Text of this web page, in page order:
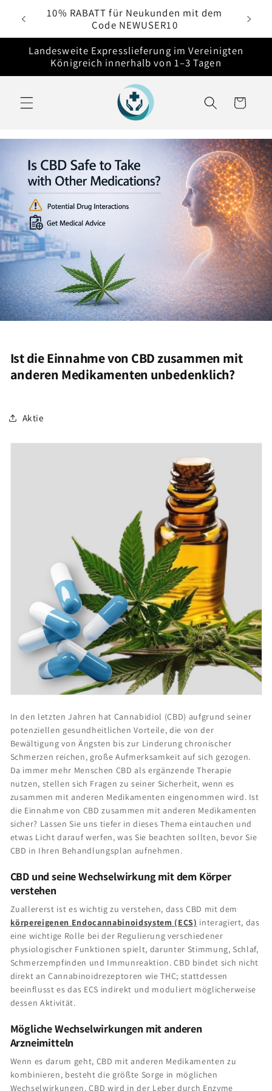
zum
Inhalt
10% RABATT für Neukunden mit dem
Code NEWUSER10
Landesweite Expresslieferung im Vereinigten
Königreich innerhalb von 1–3 Tagen
Warenkorb
Ist die Einnahme von CBD zusammen mit
anderen Medikamenten unbedenklich?
Aktie
In den letzten Jahren hat Cannabidiol (CBD) aufgrund seiner
potenziellen gesundheitlichen Vorteile, die von der
Bewältigung von Ängsten bis zur Linderung chronischer
Schmerzen reichen, große Aufmerksamkeit auf sich gezogen.
Da immer mehr Menschen CBD als ergänzende Therapie
nutzen, stellen sich Fragen zu seiner Sicherheit, wenn es
zusammen mit anderen Medikamenten eingenommen wird. Ist
die Einnahme von CBD zusammen mit anderen Medikamenten
sicher? Lassen Sie uns tiefer in dieses Thema eintauchen und
etwas Licht darauf werfen, was Sie beachten sollten, bevor Sie
CBD in Ihren Behandlungsplan aufnehmen.
CBD und seine Wechselwirkung mit dem Körper
verstehen
Zuallererst ist es wichtig zu verstehen, dass CBD mit dem
körpereigenen Endocannabinoidsystem (ECS) interagiert, das
eine wichtige Rolle bei der Regulierung verschiedener
physiologischer Funktionen spielt, darunter Stimmung, Schlaf,
Schmerzempfinden und Immunreaktion. CBD bindet sich nicht
direkt an Cannabinoidrezeptoren wie THC; stattdessen
beeinflusst es das ECS indirekt und moduliert möglicherweise
dessen Aktivität.
Mögliche Wechselwirkungen mit anderen
Arzneimitteln
Wenn es darum geht, CBD mit anderen Medikamenten zu
kombinieren, besteht die größte Sorge in möglichen
Wechselwirkungen. CBD wird in der Leber durch Enzyme